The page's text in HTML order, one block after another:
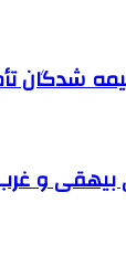
بیهقی و